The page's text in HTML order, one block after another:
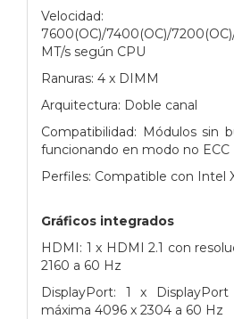
7600(OC)/7400(OC)/
MT/s según CPU
Ranuras: 4 x DIMM
Arquitectura: Doble canal
Compatibilidad: Módulos sin
funcionando en modo no ECC
Perfiles: Compatible con Intel
Gráficos integrados
HDMI: 1 x HDMI 2.1 con
2160 a 60 Hz
DisplayPort: 1 x
máxima 4096 x 2304 a 60 Hz